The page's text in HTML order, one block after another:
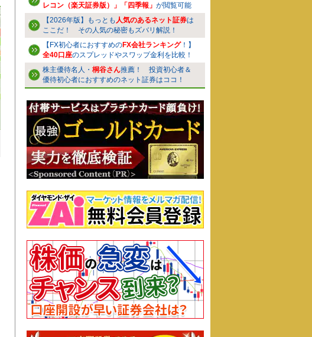
レコン（楽天証券版）」「四季報」 が閲覧可能
【2026年版】もっとも 人気のあるネット証券は
ここだ！ その人気の秘密もズバリ解説！
【FX初心者におすすめのFX会社ランキング！】
全40口座のスプレッドやスワップ金利を比較！
株主優待名人・ 桐谷さん推薦！ 投資初心者＆
優待初心者におすすめのネット証券はココ！